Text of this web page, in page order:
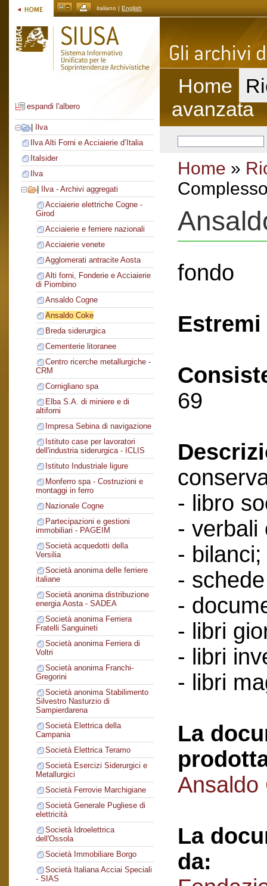
italiano | English
espandi l'albero
Ilva
Ilva Alti Forni e Acciaierie d’Italia
Italsider
Ilva
Ilva - Archivi aggregati
Acciaierie elettriche Cogne -
Girod
Acciaierie e ferriere nazionali
Acciaierie venete
Agglomerati antracite Aosta
Alti forni, Fonderie e Acciaierie
di Piombino
Ansaldo Cogne
Ansaldo Coke
Breda siderurgica
Cementerie litoranee
Centro ricerche metallurgiche -
CRM
Cornigliano spa
Elba S.A. di miniere e di
altiforni
Impresa Sebina di navigazione
Istituto case per lavoratori
dell'industria siderurgica - ICLIS
Istituto Industriale ligure
Monferro spa - Costruzioni e
montaggi in ferro
Nazionale Cogne
Partecipazioni e gestioni
immobiliari - PAGEIM
Società acquedotti della
Versilia
Società anonima delle ferriere
italiane
Società anonima distribuzione
energia Aosta - SADEA
Società anonima Ferriera
Fratelli Sanguineti
Società anonima Ferriera di
Voltri
Società anonima Franchi-
Gregorini
Società anonima Stabilimento
Silvestro Nasturzio di
Sampierdarena
Società Elettrica della
Campania
Società Elettrica Teramo
Società Esercizi Siderurgici e
Metallurgici
Società Ferrovie Marchigiane
Società Generale Pugliese di
elettricità
Società Idroelettrica
dell'Ossola
Società Immobiliare Borgo
Società Italiana Acciai Speciali
- SIAS
Home
avanzata
Home »
fondo
69
- libro
- verbali
- bilanci;
-
-
- libri
- libri
- libri
La
Ansaldo
La
da: